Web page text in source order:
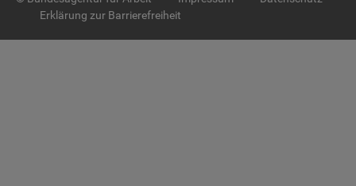
Erklärung zur Barrierefreiheit